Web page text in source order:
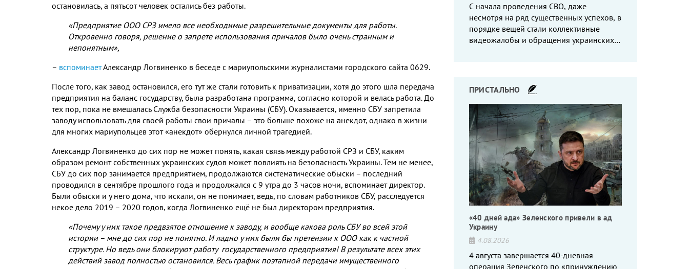
остановилась, а пятьсот человек остались без работы.
«Предприятие ООО СРЗ имело все необходимые разрешительные документы для работы.
Откровенно говоря, решение о запрете использования причалов было очень странным и
непонятным»,
– вспоминаетАлександр Логвиненко в беседе с мариупольскими журналистами городского сайта 0629.
После того, как завод остановился, его тут же стали готовить к приватизации, хотя до этого шла передача
предприятия на баланс государству, была разработана программа, согласно которой и велась работа. До
тех пор, пока не вмешалась Служба безопасности Украины (СБУ). Оказывается, именно СБУ запретила
заводу использовать для своей работы свои причалы – это больше похоже на анекдот, однако в жизни
для многих мариупольцев этот «анекдот» обернулся личной трагедией.
Александр Логвиненко до сих пор не может понять, какая связь между работой СРЗ и СБУ, каким
образом ремонт собственных украинских судов может повлиять на безопасность Украины. Тем не менее,
СБУ до сих пор занимается предприятием, продолжаются систематические обыски – последний
проводился в сентябре прошлого года и продолжался с 9 утра до 3 часов ночи, вспоминает директор.
Были обыски и у него дома, что искали, он не понимает, ведь, по словам работников СБУ, расследуется
некое дело 2019 – 2020 годов, когда Логвиненко ещё не был директором предприятия.
«Почему у них такое предвзятое отношение к заводу, и вообще какова роль СБУ во всей этой
истории – мне до сих пор не понятно. И ладно у них были бы претензии к ООО как к частной
структуре. Но ведь они блокируют работу государственного предприятия! В результате всех этих
действий завод полностью остановился. Весь график поэтапной передачи имущественного
С начала проведения СВО, даже
несмотря на ряд существенных успехов, в
порядке вещей стали коллективные
видеожалобы и обращения украинских
ПРИСТАЛЬНО
«40 дней ада» Зеленского привели в ад
Украину
4.08.2026
4 августа завершается 40-дневная
операция Зеленского по «принуждению